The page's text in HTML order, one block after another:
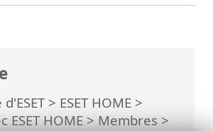
> ESET HOME >
ESET HOME>Membres>